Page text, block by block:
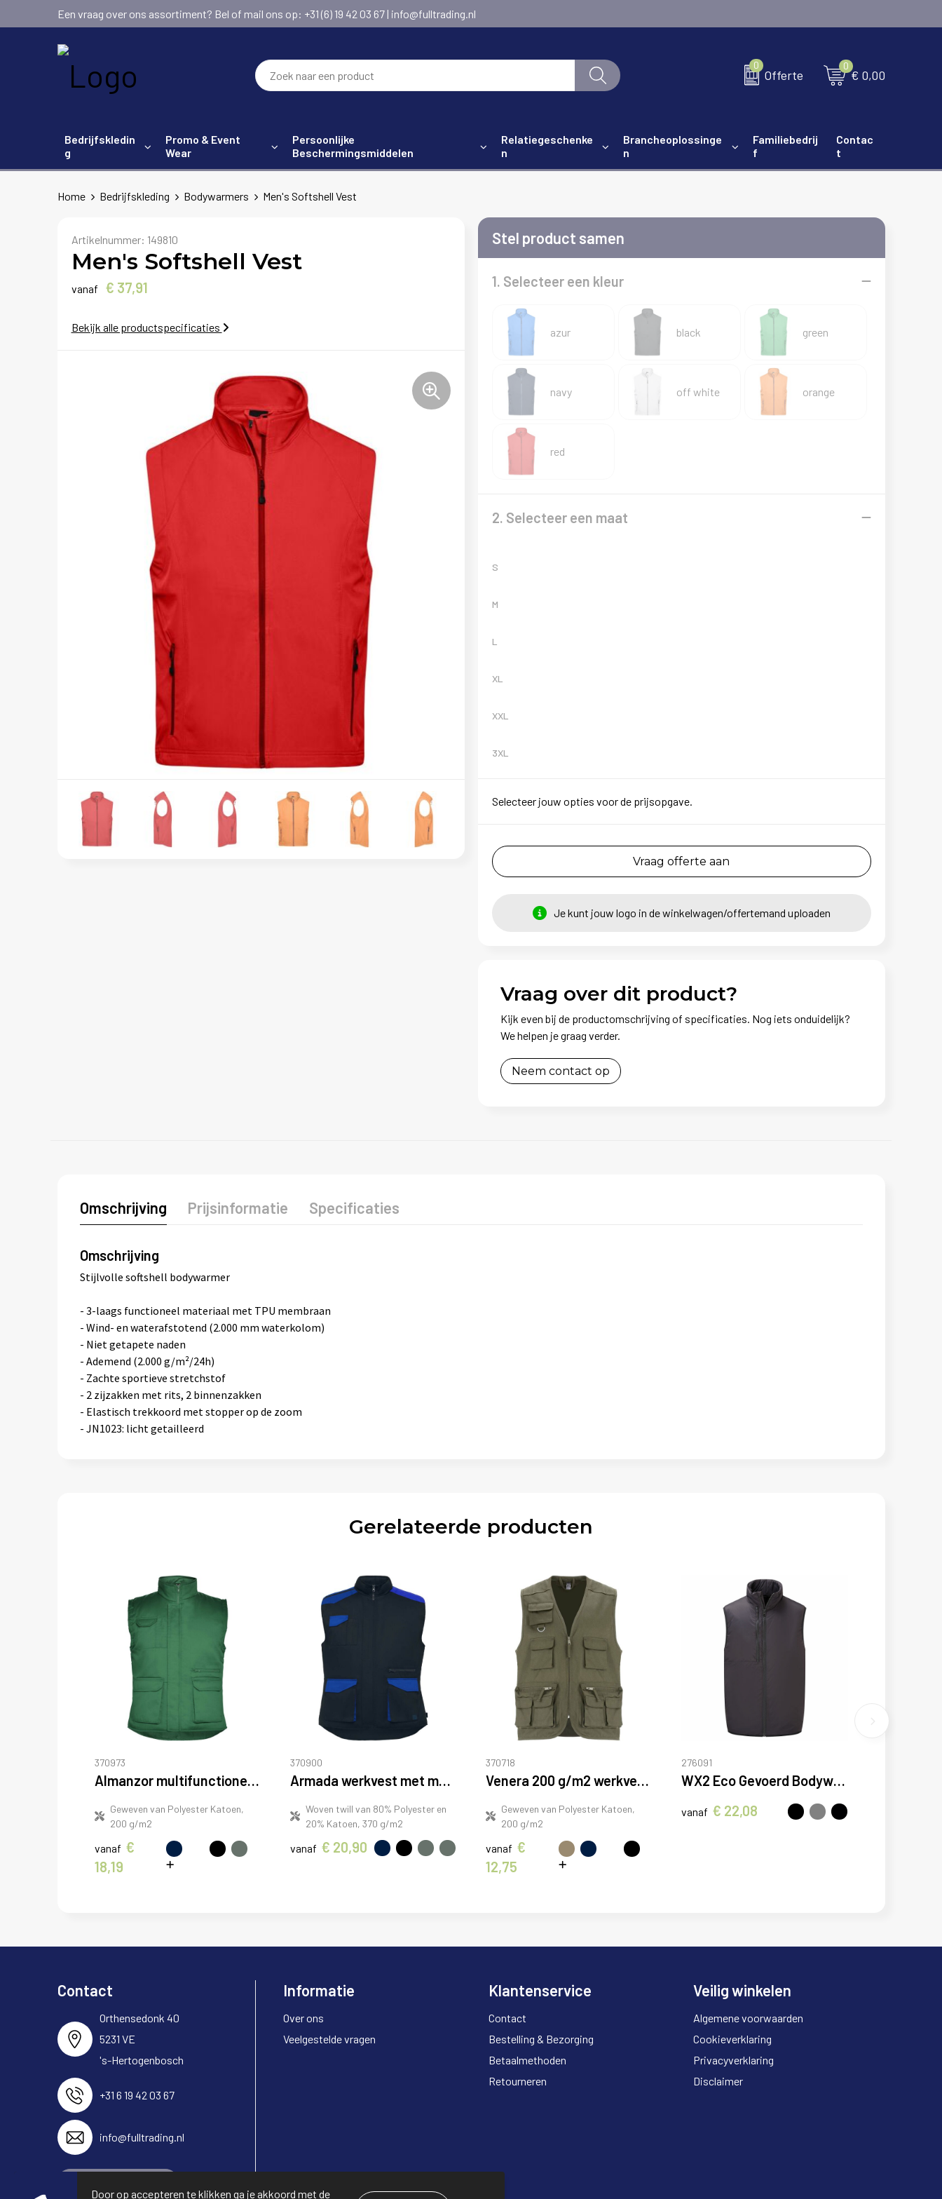
Een vraag over ons assortiment? Bel of mail ons op: +31 (6) 19 42 03 67 | info@fulltrading.nl
0
Offerte
0
€ 0,00
Bedrijfskledin
g
Promo & Event
Wear
Persoonlijke
Beschermingsmiddelen
Relatiegeschenke
n
Brancheoplossinge
n
Familiebedrij
f
Contac
t
Home Bedrijfskleding Bodywarmers Men's Softshell Vest
Artikelnummer: 149810
Men's Softshell Vest
vanaf € 37,91
Bekijk alle productspecificaties
Stel product samen
1. Selecteer een kleur
azur black green
navy off white orange
red
2. Selecteer een maat
S
M
L
XL
XXL
3XL
Selecteer jouw opties voor de prijsopgave.
Vraag offerte aan
Je kunt jouw logo in de winkelwagen/offertemand uploaden
Vraag over dit product?
Kijk even bij de productomschrijving of specificaties. Nog iets onduidelijk?
We helpen je graag verder.
Neem contact op
Omschrijving Prijsinformatie Specificaties
Omschrijving
Stijlvolle softshell bodywarmer
- 3-laags functioneel materiaal met TPU membraan
- Wind- en waterafstotend (2.000 mm waterkolom)
- Niet getapete naden
- Ademend (2.000 g/m²/24h)
- Zachte sportieve stretchstof
- 2 zijzakken met rits, 2 binnenzakken
- Elastisch trekkoord met stopper op de zoom
- JN1023: licht getailleerd
Gerelateerde producten
370973
Almanzor multifunctionele werkbodywarmer met hoge kraag
Geweven van Polyester Katoen,
200 g/m2
vanaf €
18,19
370900
Armada werkvest met meerdere zakken
Woven twill van 80% Polyester en
20% Katoen, 370 g/m2
vanaf € 20,90
370718
Venera 200 g/m2 werkvest met V-hals en meerdere zakken
Geweven van Polyester Katoen,
200 g/m2
vanaf €
12,75
276091
WX2 Eco Gevoerd Bodywarmer
vanaf € 22,08
Contact
Orthensedonk 40
5231 VE
's-Hertogenbosch
+31 6 19 42 03 67
info@fulltrading.nl
Informatie
Over ons
Veelgestelde vragen
Klantenservice
Contact
Bestelling & Bezorging
Betaalmethoden
Retourneren
Veilig winkelen
Algemene voorwaarden
Cookieverklaring
Privacyverklaring
Disclaimer
Door op accepteren te klikken ga je akkoord met de